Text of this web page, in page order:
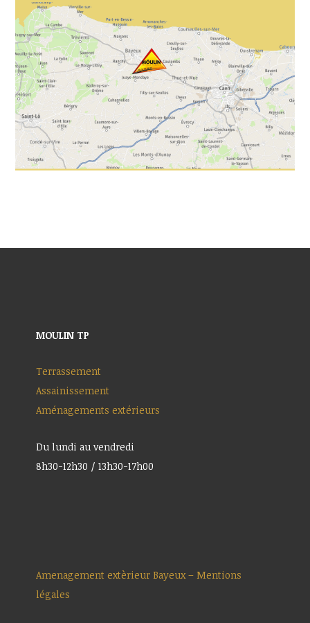
MOULIN TP
Terrassement
Assainissement
Aménagements extérieurs
Du lundi au vendredi
8h30-12h30 / 13h30-17h00
Amenagement extèrieur Bayeux – Mentions
légales